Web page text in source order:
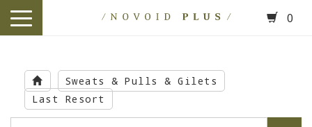
main
content
toggle
0
Sweats & Pulls & Gilets
Last Resort